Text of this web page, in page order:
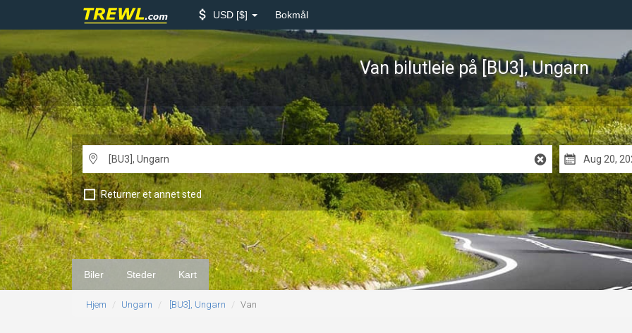
USD $ Bokmål
Van bilutleiepå [BU3], Ungarn
Returner et annet sted
Biler Steder Kart
Hjem Ungarn [BU3], Ungarn Van